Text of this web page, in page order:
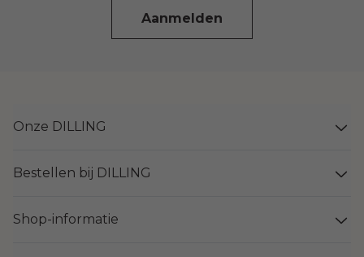
Aanmelden
Onze DILLING
Bestellen bij DILLING
Shop-informatie